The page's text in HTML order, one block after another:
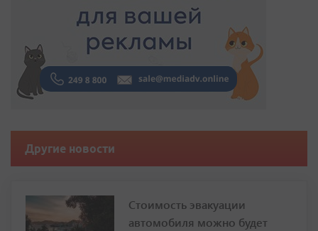
Другие новости
Стоимость эвакуации
автомобиля можно будет